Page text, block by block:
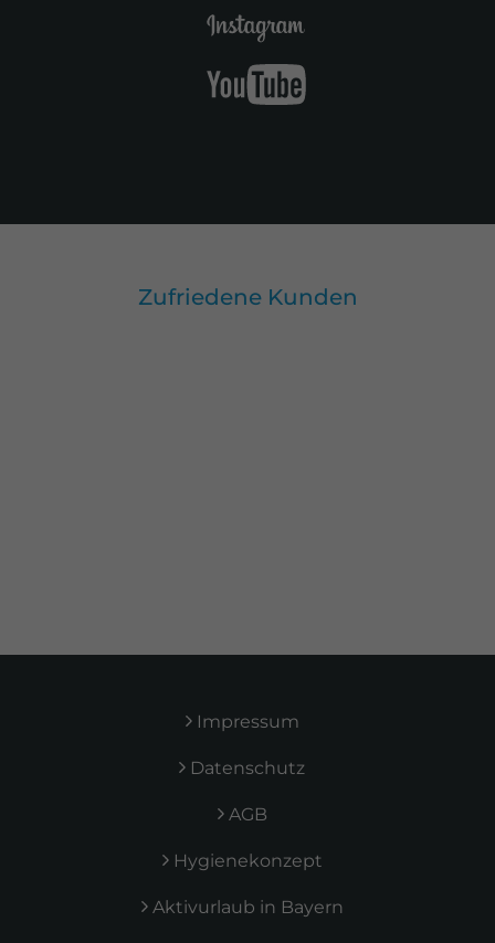
Zufriedene Kunden
Impressum
Datenschutz
AGB
Hygienekonzept
Aktivurlaub in Bayern